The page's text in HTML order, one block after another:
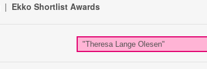
| Ekko Shortlist Awards